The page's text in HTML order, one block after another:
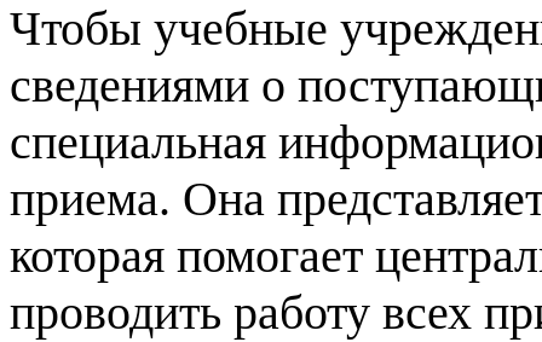
Чтобы учебные
сведениями о
специальная
приема. Она
которая помогает
проводить работу всех